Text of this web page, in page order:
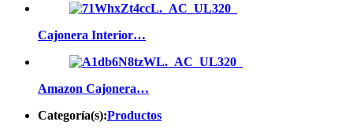
Cajonera Interior…
Amazon Cajonera…
Categoría(s):Productos